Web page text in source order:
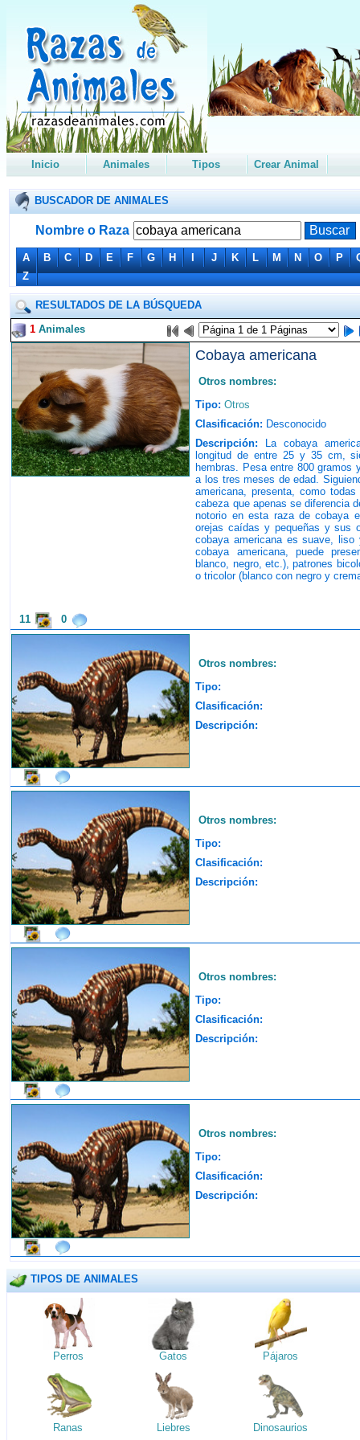
Inicio Animales Tipos Crear Animal
BUSCADOR DE ANIMALES
Nombre o Raza
A B C D E F G H I J K L M N O P
Z
RESULTADOS DE LA BÚSQUEDA
1 Animales
Cobaya americana
Otros nombres:
Tipo: Otros
Clasificación: Desconocido
Descripción: La cobaya
longitud de entre 25 y 35 cm,
hembras. Pesa entre 800
a los tres meses de edad.
americana, presenta, como
cabeza que apenas se diferencia
notorio en esta raza de cobaya
orejas caídas y pequeñas y sus
cobaya americana es suave,
cobaya americana, puede
blanco, negro, etc.), patrones
o tricolor (blanco con negro y
11 0
Otros nombres:
Tipo:
Clasificación:
Descripción:
Otros nombres:
Tipo:
Clasificación:
Descripción:
Otros nombres:
Tipo:
Clasificación:
Descripción:
Otros nombres:
Tipo:
Clasificación:
Descripción:
TIPOS DE ANIMALES
Perros Gatos Pájaros
Ranas Liebres Dinosaurios